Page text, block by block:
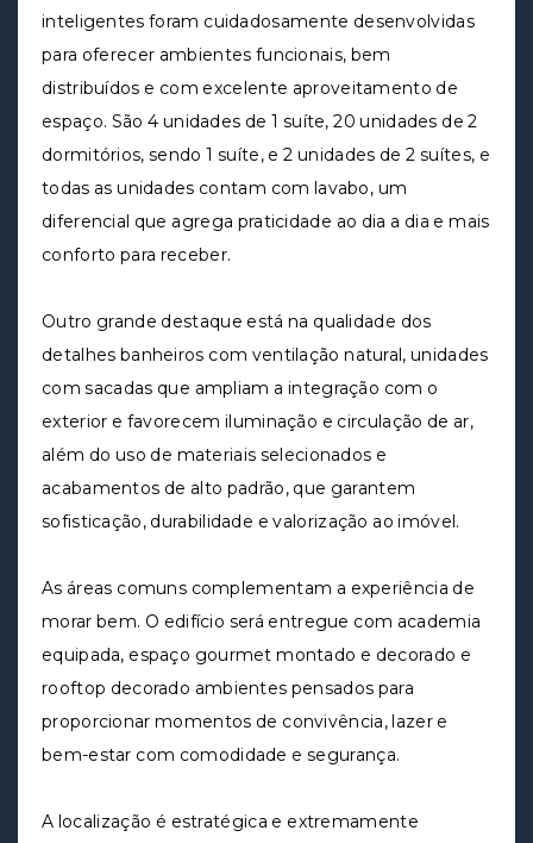
inteligentes foram cuidadosamente desenvolvidas
para oferecer ambientes funcionais, bem
distribuídos e com excelente aproveitamento de
espaço. São 4 unidades de 1 suíte, 20 unidades de 2
dormitórios, sendo 1 suíte, e 2 unidades de 2 suítes, e
todas as unidades contam com lavabo, um
diferencial que agrega praticidade ao dia a dia e mais
conforto para receber.
Outro grande destaque está na qualidade dos
detalhes banheiros com ventilação natural, unidades
com sacadas que ampliam a integração com o
exterior e favorecem iluminação e circulação de ar,
além do uso de materiais selecionados e
acabamentos de alto padrão, que garantem
sofisticação, durabilidade e valorização ao imóvel.
As áreas comuns complementam a experiência de
morar bem. O edifício será entregue com academia
equipada, espaço gourmet montado e decorado e
rooftop decorado ambientes pensados para
proporcionar momentos de convivência, lazer e
bem-estar com comodidade e segurança.
A localização é estratégica e extremamente